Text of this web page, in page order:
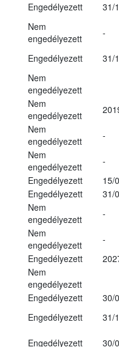
Engedélyezett 31/
Nem
engedélyezett
-
Engedélyezett 31/
Nem
engedélyezett
Nem
engedélyezett
Nem
engedélyezett
-
Nem
engedélyezett
-
Engedélyezett
15/
Engedélyezett
31/
Nem
engedélyezett
-
Nem
engedélyezett
-
Engedélyezett
Nem
engedélyezett
Engedélyezett
30/
Engedélyezett
31/
Engedélyezett
30/